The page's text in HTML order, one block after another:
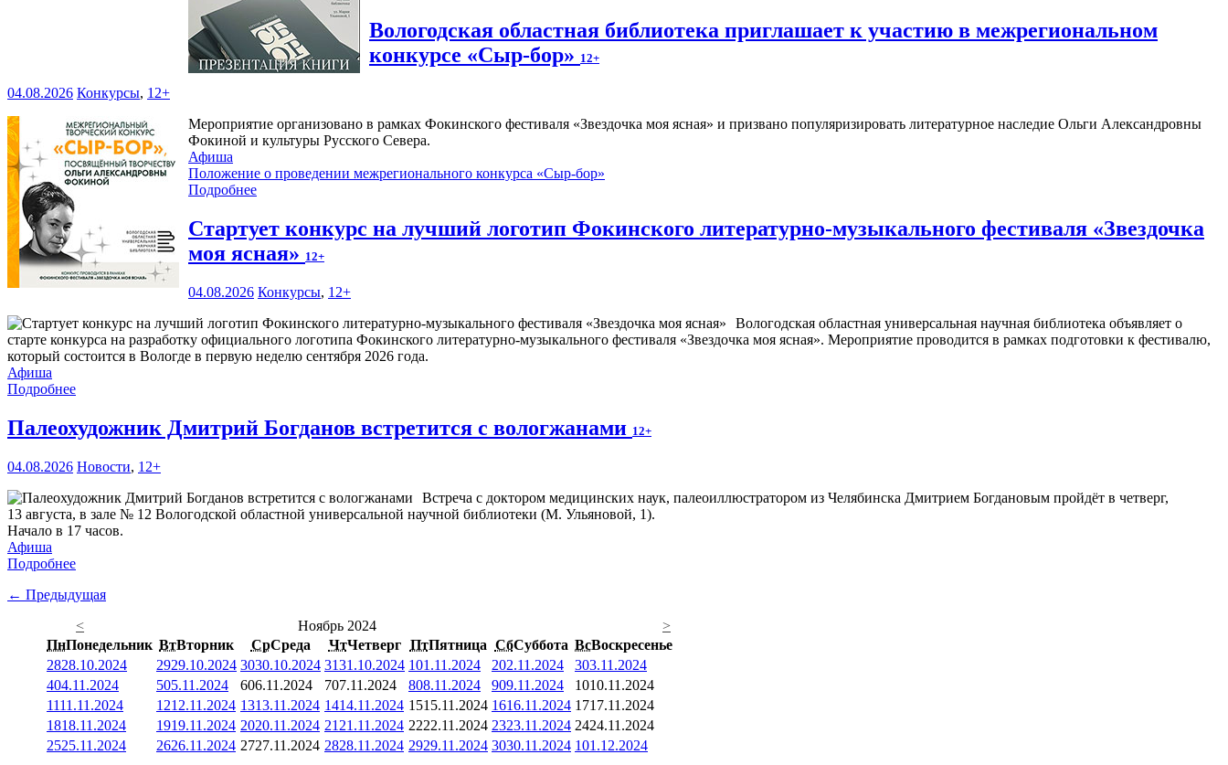
Вологодская областная библиотека приглашает к участию в межрегиональном
конкурсе «Сыр-бор» 12+
04.08.2026 Конкурсы, 12+
Мероприятие организовано в рамках Фокинского фестиваля «Звездочка моя ясная» и призвано популяризировать литературное наследие Ольги Александровны
Фокиной и культуры Русского Севера.
Афиша
Положение о проведении межрегионального конкурса «Сыр-бор»
Подробнее
Стартует конкурс на лучший логотип Фокинского литературно-музыкального фестиваля «Звездочка
моя ясная» 12+
04.08.2026 Конкурсы, 12+
Вологодская областная универсальная научная библиотека объявляет о
старте конкурса на разработку официального логотипа Фокинского литературно-музыкального фестиваля «Звездочка моя ясная». Мероприятие проводится в рамках подготовки к фестивалю,
который состоится в Вологде в первую неделю сентября 2026 года.
Афиша
Подробнее
Палеохудожник Дмитрий Богданов встретится с вологжанами 12+
04.08.2026 Новости, 12+
Встреча с доктором медицинских наук, палеоиллюстратором из Челябинска Дмитрием Богдановым пройдёт в четверг,
13 августа, в зале № 12 Вологодской областной универсальной научной библиотеки (М. Ульяновой, 1).
Начало в 17 часов.
Афиша
Подробнее
← Предыдущая
<
Ноябрь 2024
>
ПнПонедельник ВтВторник СрСреда ЧтЧетверг ПтПятница СбСуббота ВсВоскресенье
2828.10.2024 2929.10.2024 3030.10.2024 3131.10.2024 101.11.2024 202.11.2024 303.11.2024
404.11.2024 505.11.2024 606.11.2024 707.11.2024 808.11.2024 909.11.2024 1010.11.2024
1111.11.2024 1212.11.2024 1313.11.2024 1414.11.2024 1515.11.2024 1616.11.2024 1717.11.2024
1818.11.2024 1919.11.2024 2020.11.2024 21 21.11.2024 2222.11.2024 2323.11.2024 2424.11.2024
2525.11.2024 2626.11.2024 2727.11.2024 2828.11.2024 2929.11.2024 3030.11.2024 101.12.2024